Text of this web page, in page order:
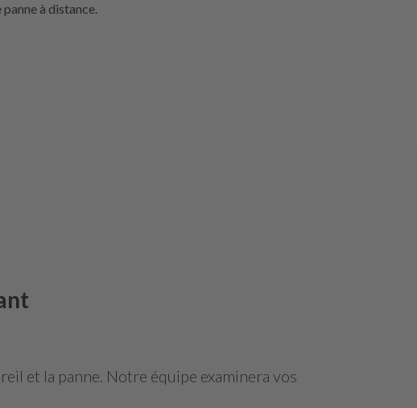
à distance.
et la panne. Notre équipe examinera vos